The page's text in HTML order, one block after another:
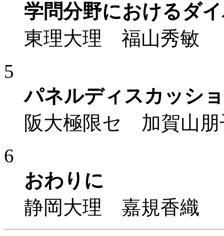
学問分野におけるダ
東理大理 福山秀敏
5
パネルディスカッシ
阪大極限セ 加賀山朋
6
おわりに
静岡大理 嘉規香織